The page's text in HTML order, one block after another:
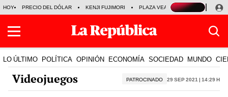
HOY PRECIO DEL DÓLAR KENJI FUJIMORI PLAZA VEA FERIADOS
LO ÚLTIMO POLÍTICA OPINIÓN ECONOMÍA SOCIEDAD MUNDO
Videojuegos PATROCINADO 29 Sep 2021 | 14:29 h